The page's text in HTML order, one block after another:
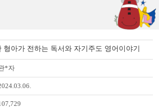
형아가 전하는 독서와 자기주도 영어이야기
*자